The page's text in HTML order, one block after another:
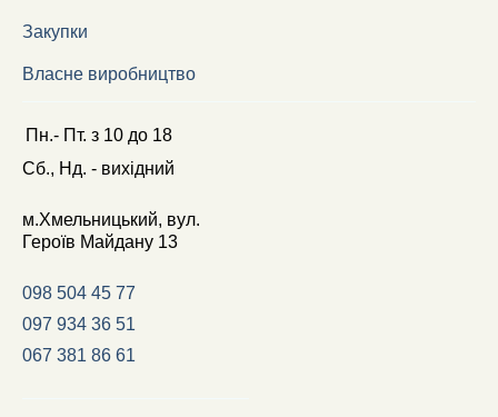
Закупки
Власне виробництво
Пн.- Пт. з10 до18
Сб., Нд. - вихідний
м.Хмельницький, вул.
Героїв Майдану 13
098 504 45 77
097 934 36 51
067 381 86 61